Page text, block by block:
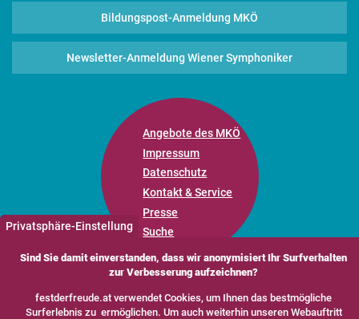
Bildungspost-Anmeldung MKÖ
Newsletter-Anmeldung Wiener Symphoniker
Angebote des MKÖ
Impressum
Datenschutz
Kontakt & Service
Presse
Suche
Privatsphäre-Einstellung
Sind Sie damit einverstanden, dass wir anonymisiert Ihr Surfverhalten
zur Verbesserung aufzeichnen?
festderfreude.at verwendet Cookies, um Ihnen das bestmögliche
Surferlebnis zu ermöglichen. Um auch weiterhin unseren Webauftritt